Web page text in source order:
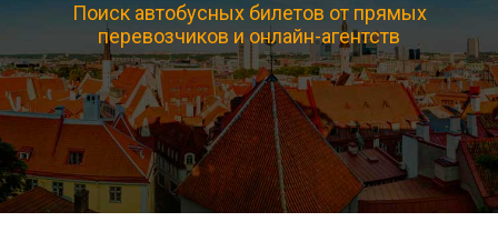
Поиск автобусных билетов от прямых
перевозчиков и онлайн-агентств